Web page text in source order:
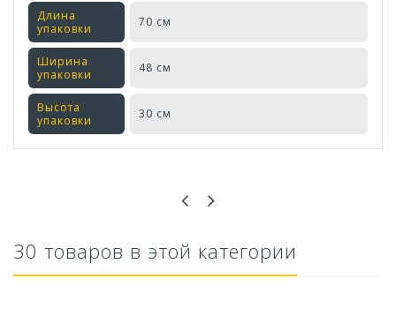
Длина
упаковки
70 см
Ширина
упаковки
48 см
Высота
упаковки
30 см
30 товаров в этой категории